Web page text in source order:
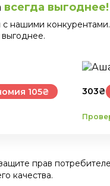
всегда выгоднее!
с нашими
105₴ 303₴
прав
качества.